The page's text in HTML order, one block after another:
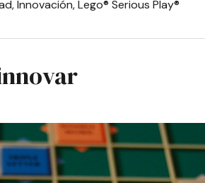
,Innovación,Lego® Serious Play®